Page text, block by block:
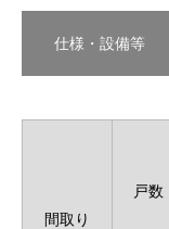
仕様・設備等
間取り
戸数